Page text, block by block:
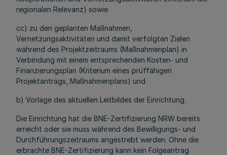
regionalen Relevanz) sowie
cc) zu den geplanten Maßnahmen,
Vernetzungsaktivitäten und damit verfolgten Zielen
während des Projektzeitraums (Maßnahmenplan) in
Verbindung mit einem entsprechenden Kosten- und
Finanzierungsplan (Kriterium eines prüffähigen
Projektantrags, Maßnahmenplans) und
b) Vorlage des aktuellen Leitbildes der Einrichtung.
Die Einrichtung hat die BNE-Zertifizierung NRW bereits
erreicht oder sie muss während des Bewilligungs- und
Durchführungszeitraums angestrebt werden. Ohne die
erbrachte BNE-Zertifizierung kann kein Folgeantrag